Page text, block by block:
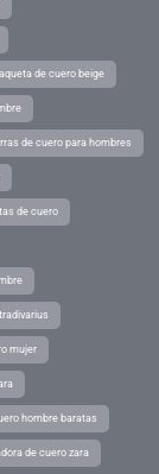
de cuero beige
de cuero para hombres
de cuero
mujer
hombre baratas
de cuero zara